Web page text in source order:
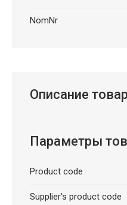
NomNr
Описание
Параметры
Product code
Supplier's product code